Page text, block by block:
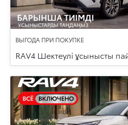
ВЫГОДА ПРИ ПОКУПКЕ
RAV4 Шектеулі ұсынысты